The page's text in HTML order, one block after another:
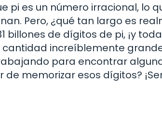
pi es un número irracional, lo
Pero, ¿qué tan largo es
billones de dígitos de pi, ¡y
increíblemente
para encontrar
memorizar esos dígitos?